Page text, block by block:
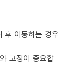
후 이동하는 경우
고정이 중요합